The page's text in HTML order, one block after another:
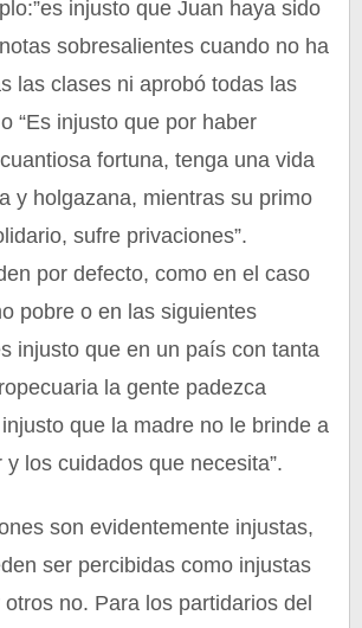
injusto que Juan haya sido
sobresalientes cuando no ha
las clases ni aprobó todas las
“Es injusto que por haber
fortuna, tenga una vida
y holgazana, mientras su primo
sufre privaciones”.
por defecto, como en el caso
pobre o en las siguientes
injusto que en un país con tanta
la gente padezca
injusto que la madre no le brinde a
los cuidados que necesita”.
son evidentemente injustas,
ser percibidas como injustas
no. Para los partidarios del